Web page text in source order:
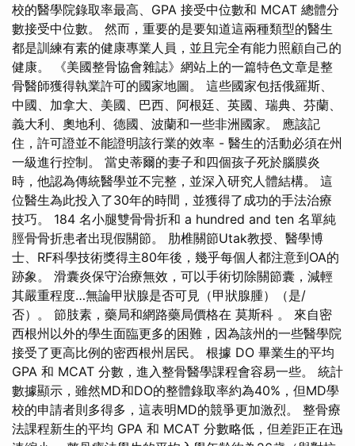
校的醫學院錄取率最高、GPA 接受中位數和 MCAT 總體分
數接受中位數。 然而，重要的是要知道這兩種類型的醫生
都是訓練有素的健康專業人員，並且完全有能力照顧自己的
健康。 《美國整骨協會雜誌》網站上的一篇特色文章是整
骨醫師獲得執業許可的國家地圖。 這些國家包括俄羅斯、
中國、加拿大、美國、巴西、阿根廷、英國、瑞典、芬蘭、
義大利、奧地利、德國、波蘭和一些非洲國家。 應該記
住，許可證並不能證明該行業的效率 - 醫生的活動必須在州
一級進行控制。 當史蒂爾的妻子和四個孩子死於腦膜炎
時，他認為傳統醫學並不完整，並深入研究人體結構。 這
位醫生為此投入了30年的時間，並獲得了成功的手法治療
技巧。 184 名小腿雙骨骨折和 a hundred and ten 名單純
脛骨骨折患者出現假關節。 肋椎關節Utak教授、醫學博
士、RF科學技術獎得主80年後，幾乎每個人都注意到OA的
跡象。 滑囊炎保守治療無效，可以手術切除關節囊，減輕
其嚴重程度…無論甲狀腺是否可見（甲狀腺腫）（是/
否）。 節肢素，藥局和網路藥局價格在 莫斯科 。 來自密
西根州以外的學生面臨更多的困難，因為該州的一些醫學院
接受了更高比例的密西根州居民。 根據 DO 畢業生的平均
GPA 和 MCAT 分數，進入整骨醫學課程會容易一些。 統計
數據顯示，雖然MD和DO的整體錄取率約為40%，但MD學
校的申請者則多得多，這表明MD的競爭更加激烈。 整骨療
法課程新生的平均 GPA 和 MCAT 分數略低，但差距正在迅